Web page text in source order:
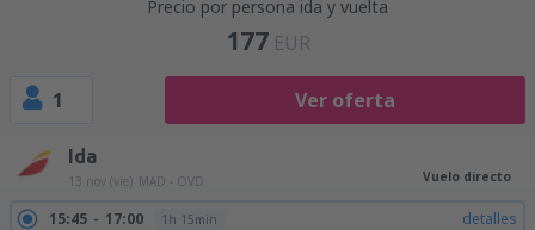
Precio por persona ida y vuelta
177 EUR
1 Ver oferta
Ida
13 nov (vie) MAD - OVD Vuelo directo
15:45 17:00 1h 15min detalles